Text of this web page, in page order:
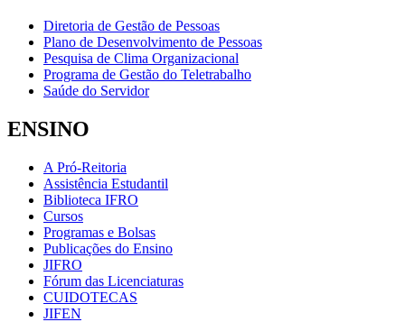
Diretoria de Gestão de Pessoas
Plano de Desenvolvimento de Pessoas
Pesquisa de Clima Organizacional
Programa de Gestão do Teletrabalho
Saúde do Servidor
ENSINO
A Pró-Reitoria
Assistência Estudantil
Biblioteca IFRO
Cursos
Programas e Bolsas
Publicações do Ensino
JIFRO
Fórum das Licenciaturas
CUIDOTECAS
JIFEN